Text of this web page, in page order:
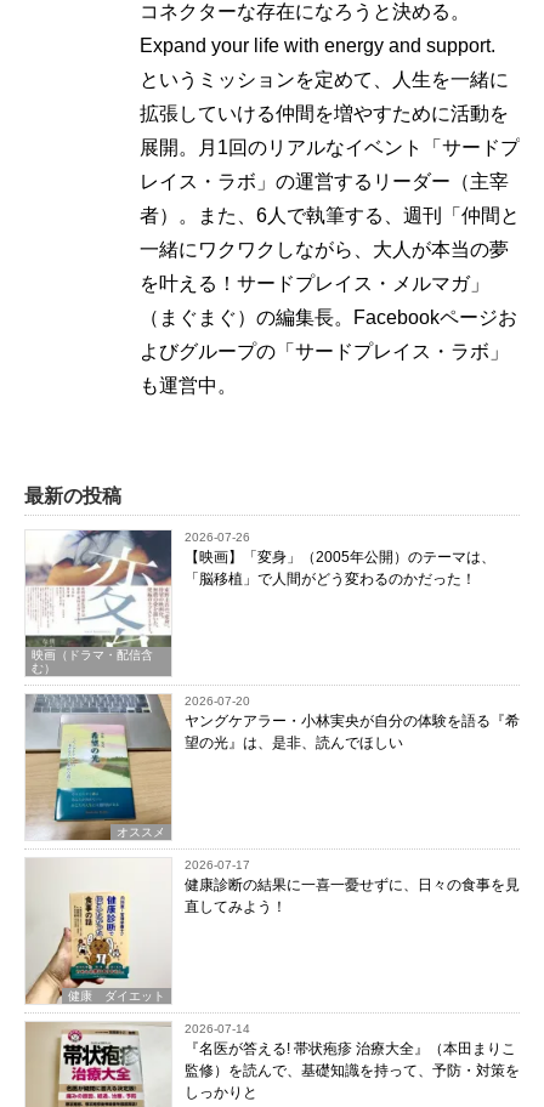
コネクターな存在になろうと決める。
Expand your life with energy and support.
というミッションを定めて、人生を一緒に
拡張していける仲間を増やすために活動を
展開。月1回のリアルなイベント「サードプ
レイス・ラボ」の運営するリーダー（主宰
者）。また、6人で執筆する、週刊「仲間と
一緒にワクワクしながら、大人が本当の夢
を叶える！サードプレイス・メルマガ」
（まぐまぐ）の編集長。Facebookページお
よびグループの「サードプレイス・ラボ」
も運営中。
最新の投稿
映画（ドラマ・配信含
む）
2026-07-26
【映画】「変身」（2005年公開）のテーマは、
「脳移植」で人間がどう変わるのかだった！
オススメ
2026-07-20
ヤングケアラー・小林実央が自分の体験を語る『希
望の光』は、是非、読んでほしい
健康 ダイエット
2026-07-17
健康診断の結果に一喜一憂せずに、日々の食事を見
直してみよう！
2026-07-14
『名医が答える! 帯状疱疹 治療大全』（本田まりこ
監修）を読んで、基礎知識を持って、予防・対策を
しっかりと